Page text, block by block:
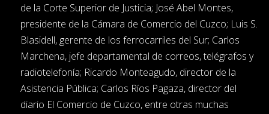
de la Corte Superior de Justicia; José Abel Montes,
presidente de la Cámara de Comercio del Cuzco; Luis S.
Blasidell, gerente de los ferrocarriles del Sur; Carlos
Marchena, jefe departamental de correos, telégrafos y
radiotelefonía; Ricardo Monteagudo, director de la
Asistencia Pública; Carlos Ríos Pagaza, director del
diario El Comercio de Cuzco, entre otras muchas